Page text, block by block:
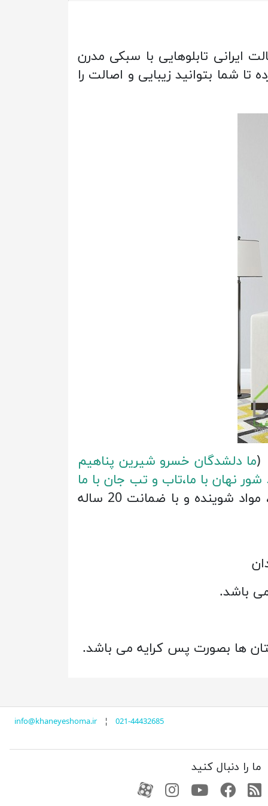
ایرانی تابلوهایی با سبکی مدرن
شما بتوانید زیبایی و اصالت را
(ما دلشدگان خسرو شيرين پناهيم
نهان با ما،تاب و تب جان با ما
و نقاشی با کیفیت بسیار بالا چاپ دیجیتال و پرینت بر روی بوم نفیس(ضد آب، نور، مواد شوینده و با ضمانت 20 ساله
ها بصورت پس کرایه می باشد.
info@khaneyeshoma.ir¦ 021-44432685
ما را دنبال کنید
RSS فیسبوکیوتیوبکانال آپارات
کانال آپارات